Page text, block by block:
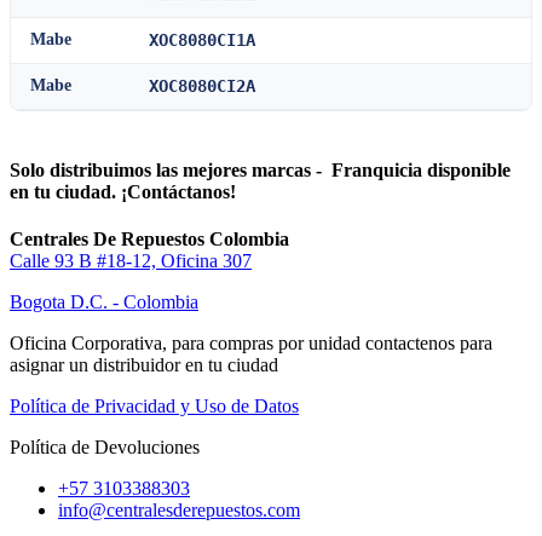
Mabe XOC8080CI1A
Mabe XOC8080CI2A
Solo distribuimos las mejores marcas - Franquicia disponible
en tu ciudad. ¡Contáctanos!
Centrales De Repuestos Colombia
Calle 93 B #18-12, Oficina 307
Bogota D.C. - Colombia
Oficina Corporativa, para compras por unidad contactenos para
asignar un distribuidor en tu ciudad
Política de Privacidad y Uso de Datos
Política de Devoluciones
+57 3103388303
info@centralesderepuestos.com